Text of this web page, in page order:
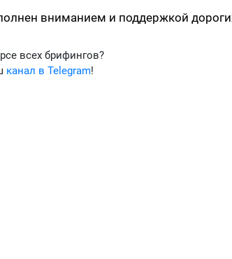
вниманием и поддержкой
всех брифингов?
канал в Telegram!